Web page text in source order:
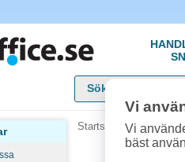
Startsida »
Vi
Vi
bäst